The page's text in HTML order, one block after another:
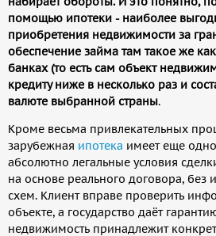
помощью ипотеки - наиболее
приобретения недвижимости за
обеспечение займа там такое же
банках (то есть сам объект
кредиту ниже в несколько раз и
валюте выбранной страны.
Кроме весьма привлекательных
зарубежная ипотека имеет еще
абсолютно легальные условия
на основе реального договора, без
схем. Клиент вправе проверить
объекте, а государство даёт
недвижимость принадлежит